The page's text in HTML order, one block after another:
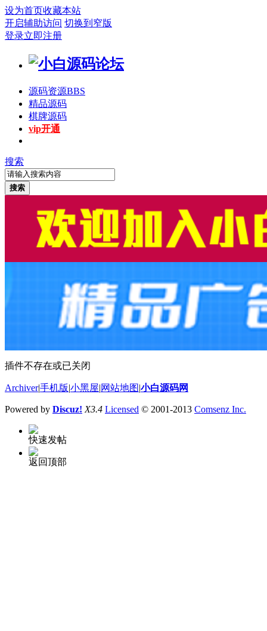
设为首页收藏本站
开启辅助访问 切换到窄版
登录立即注册
源码资源BBS
精品源码
棋牌源码
vip开通
搜索
搜索
插件不存在或已关闭
Archiver|手机版 小黑屋 网站地图 小白源码网
Powered by Discuz! X3.4 Licensed © 2001-2013 Comsenz Inc.
快速发帖
返回顶部